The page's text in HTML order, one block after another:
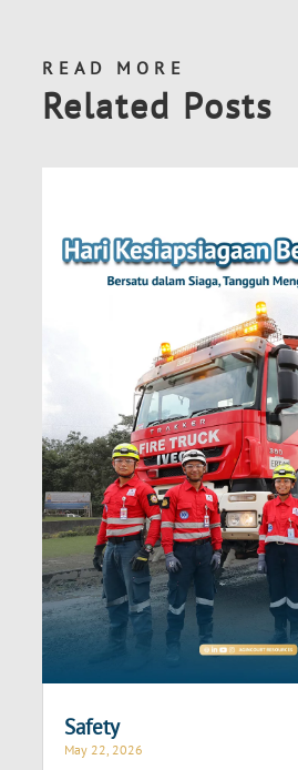
READ MORE
Related Posts
Safety
May 22, 2026